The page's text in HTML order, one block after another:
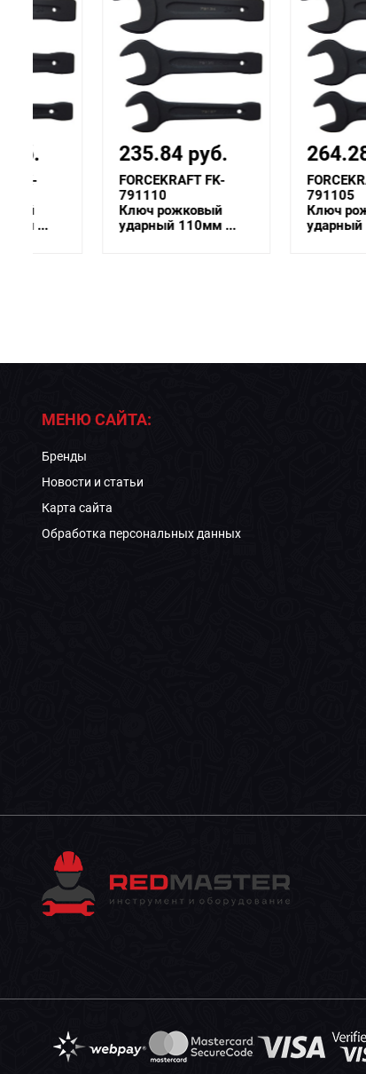
235.84 руб.
FORCEKRAFT FK-
Ключ рожковый
ударный 110мм ...
264.28 руб.
FORCEKRAFT FK-
Ключ рожковый
ударный 105мм ...
МЕНЮ САЙТА:
Бренды
Новости и статьи
Карта сайта
Обработка персональных данных